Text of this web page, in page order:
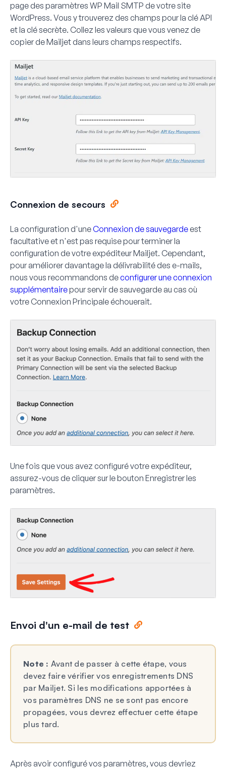
page des paramètres WP Mail SMTP de votre site
WordPress. Vous y trouverez des champs pour la clé API
et la clé secrète. Collez les valeurs que vous venez de
copier de Mailjet dans leurs champs respectifs.
Connexion de secours
La configuration d'uneConnexion de sauvegardeest
facultative et n'est pas requise pour terminer la
configuration de votre expéditeur Mailjet. Cependant,
pour améliorer davantage la délivrabilité des e-mails,
nous vous recommandons deconfigurer une connexion
supplémentairepour servir de sauvegarde au cas où
votre Connexion Principale échouerait.
Une fois que vous avez configuré votre expéditeur,
assurez-vous de cliquer sur le bouton Enregistrer les
paramètres.
Envoi d'un e-mail de test
Note : Avant de passer à cette étape, vous
devez faire vérifier vos enregistrements DNS
par Mailjet. Si les modifications apportées à
vos paramètres DNS ne se sont pas encore
propagées, vous devrez effectuer cette étape
plus tard.
Après avoir configuré vos paramètres, vous devriez